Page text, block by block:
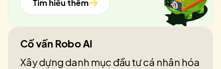
Tìm hiểu thêm
Cố vấn Robo AI
Xây dựng danh mục đầu tư cá nhân hóa